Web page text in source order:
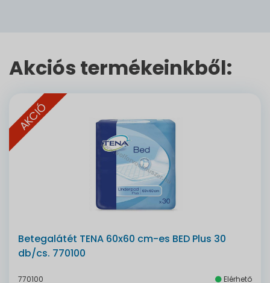
Akciós termékeinkből:
AKCIÓ
Betegalátét TENA 60x60 cm-es BED Plus 30
db/cs. 770100
770100 Elérhető